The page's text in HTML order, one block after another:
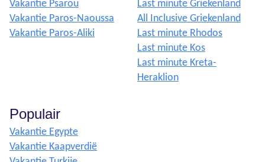
Vakantie Psarou
Vakantie Paros-Naoussa
Vakantie Paros-Aliki
Last minute Griekenland
All Inclusive Griekenland
Last minute Rhodos
Last minute Kos
Last minute Kreta-
Heraklion
Populair
Vakantie Egypte
Vakantie Kaapverdië